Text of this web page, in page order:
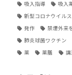
吸入指導 吸入
新型コロナウイル
発作 禁煙外来
肺炎球菌ワクチン
薬 薬膳 講